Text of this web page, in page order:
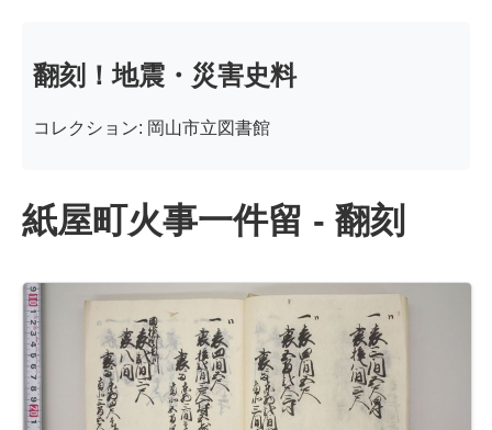
翻刻！地震・災害史料
コレクション: 岡山市立図書館
紙屋町火事一件留 - 翻刻